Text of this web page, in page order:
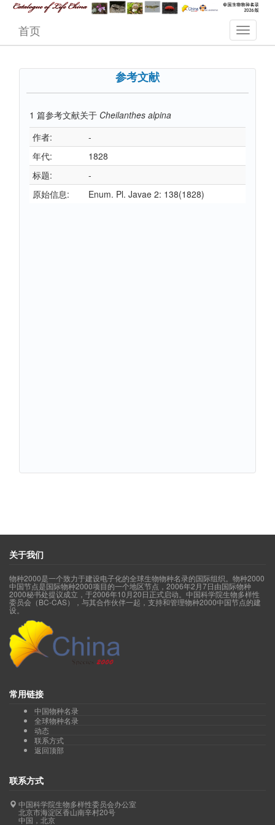
首页
参考文献
1 篇参考文献关于 Cheilanthes alpina
作者:
-
年代:
1828
标题:
-
原始信息:
Enum. Pl. Javae 2: 138(1828)
关于我们
物种2000是一个致力于建设电子化的全球生物物种名录的国际组织。物种2000
中国节点是国际物种2000项目的一个地区节点，2006年2月7日由国际物种
2000秘书处提议成立，于2006年10月20日正式启动。中国科学院生物多样性
委员会（BC-CAS），与其合作伙伴一起，支持和管理物种2000中国节点的建
设。
常用链接
中国物种名录
全球物种名录
动态
联系方式
返回顶部
联系方式
中国科学院生物多样性委员会办公室
北京市海淀区香山南辛村20号
中国，北京